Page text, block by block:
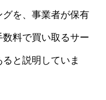
グを、事業者が保有
料で買い取るサー
と説明していま